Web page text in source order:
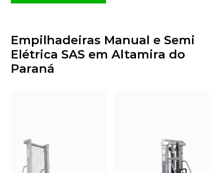
Empilhadeiras Manual e Semi
Elétrica SAS em Altamira do
Paraná